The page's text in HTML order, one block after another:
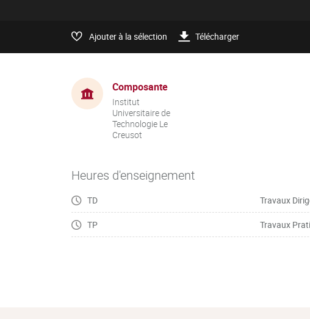
Ajouter à la sélection Télécharger
Composante
Institut
Universitaire de
Technologie Le
Creusot
Heures d'enseignement
TD Travaux
TP Travaux